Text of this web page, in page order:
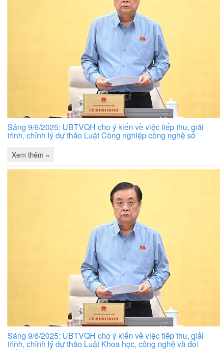
Sáng 9/6/2025: UBTVQH cho ý kiến về việc tiếp thu, giải
trình, chỉnh lý dự thảo Luật Công nghiệp công nghệ số
Xem thêm »
Sáng 9/6/2025: UBTVQH cho ý kiến về việc tiếp thu, giải
trình, chỉnh lý dự thảo Luật Khoa học, công nghệ và đổi